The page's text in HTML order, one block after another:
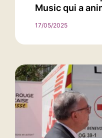
Music qui a
17/05/2025